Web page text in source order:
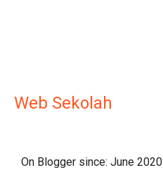
Web Sekolah
On Blogger since: June 2020